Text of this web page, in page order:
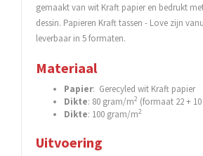
gemaakt van wit Kraft papier en bedrukt
dessin. Papieren Kraft tassen - Love zijn
leverbaar in 5 formaten.
Materiaal
Papier: Gerecyled wit Kraft papier
Dikte: 80 gram/m2 (formaat 22 +
Dikte: 100 gram/m2
Uitvoering